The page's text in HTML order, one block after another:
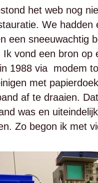
het web nog
We hadden
een sneeuwachtig
Ik vond een bron op
1988 via modem
met
af te draaien.
was en
Zo begon ik met